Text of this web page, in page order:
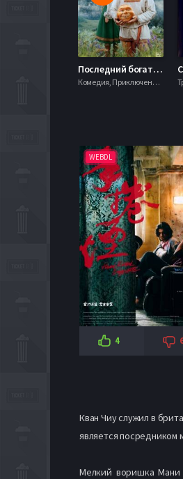
Последний богатырь. Колобок (2026)
Комедия, Приключения, Фэнтези,
WEBDL
4
Кван Чиу служил в
является посредником
Мелкий воришка Мани